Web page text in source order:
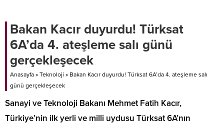
Bakan Kacır duyurdu! Türksat
6A’da 4. ateşleme salı günü
gerçekleşecek
Anasayfa » Teknoloji » Bakan Kacır duyurdu! Türksat 6A’da 4. ateşleme salı
günü gerçekleşecek
Sanayi ve Teknoloji Bakanı Mehmet Fatih Kacır,
Türkiye’nin ilk yerli ve milli uydusu Türksat 6A’nın